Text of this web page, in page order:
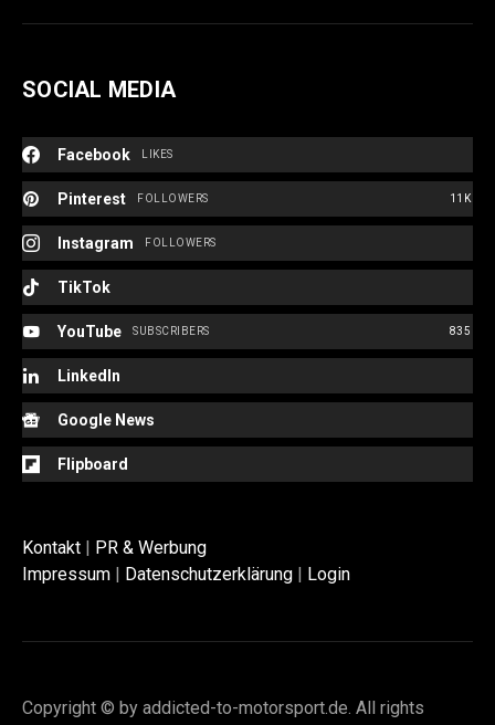
SOCIAL MEDIA
Facebook LIKES
Pinterest 11K
FOLLOWERS
Instagram FOLLOWERS
TikTok
YouTube 835
SUBSCRIBERS
LinkedIn
Google News
Flipboard
Kontakt | PR & Werbung
Impressum | Datenschutzerklärung | Login
Copyright © by addicted-to-motorsport.de. All rights